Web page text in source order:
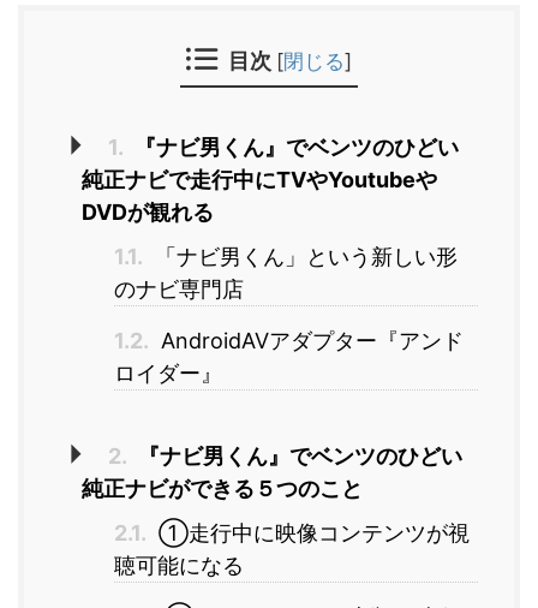
目次 [閉じる]
1.
『ナビ男くん』でベンツのひどい
純正ナビで走行中にTVやYoutubeや
DVDが観れる
1.1.
「ナビ男くん」という新しい形
のナビ専門店
1.2. AndroidAVアダプター『アンド
ロイダー』
2.
『ナビ男くん』でベンツのひどい
純正ナビができる５つのこと
2.1. ①走行中に映像コンテンツが視
聴可能になる